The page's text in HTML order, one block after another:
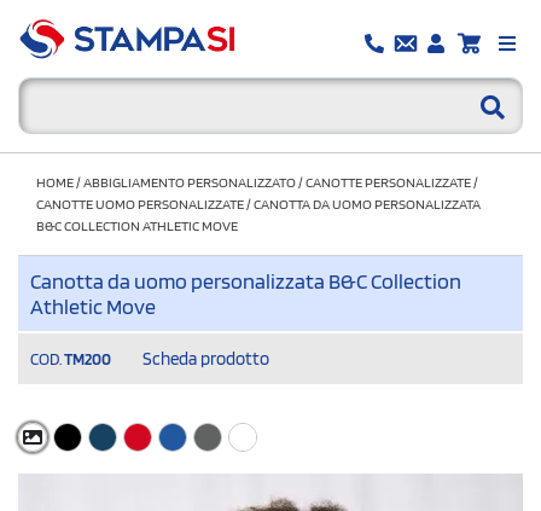
HOME/ABBIGLIAMENTO PERSONALIZZATO/CANOTTE PERSONALIZZATE/
CANOTTE UOMO PERSONALIZZATE/CANOTTA DA UOMO PERSONALIZZATA
B&C COLLECTION ATHLETIC MOVE
Canotta da uomo personalizzata B&C Collection
Athletic Move
COD. TM200 Scheda prodotto